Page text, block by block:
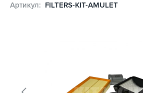
Артикул: FILTERS-KIT-AMULET